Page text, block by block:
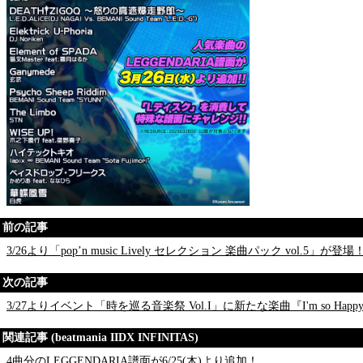
前の記事
3/26より「pop’n music Lively セレクション 楽曲パック vol.5」が登場！
次の記事
3/27よりイベント「時を巡る音楽祭 Vol.I」に新たな楽曲『I'm so
関連記事 (beatmania IIDX INFINITAS)